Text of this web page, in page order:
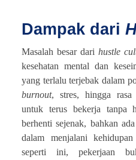
Dampak dari
Masalah besar dari hustle
kesehatan mental dan
yang terlalu terjebak dalam
burnout, stres, hingga rasa
untuk terus bekerja tanpa
berhenti sejenak, bahkan
dalam menjalani
seperti ini, pekerjaan